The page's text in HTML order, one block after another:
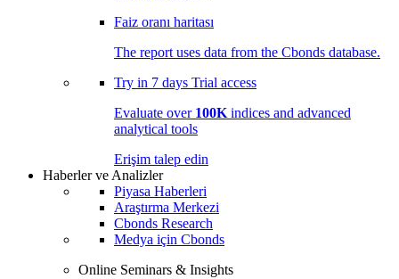
Faiz oranı haritası
The report uses data from the Cbonds database.
Try in 7 days Trial access
Evaluate over 100K indices and advanced
analytical tools
Erişim talep edin
Haberler ve Analizler
Piyasa Haberleri
Araştırma Merkezi
Cbonds Research
Medya için Cbonds
Online Seminars & Insights